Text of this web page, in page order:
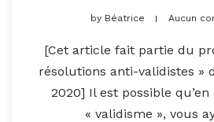
byBéatrice Aucun
[Cet article fait partie du
résolutions anti-validistes »
2020] Il est possible
« validisme », vous